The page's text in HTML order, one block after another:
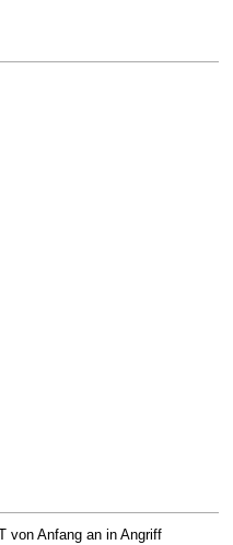
von Anfang an in Angriff